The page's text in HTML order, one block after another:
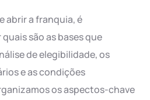
abrir a franquia, é
são as bases que
de elegibilidade, os
e as condições
os aspectos-chave